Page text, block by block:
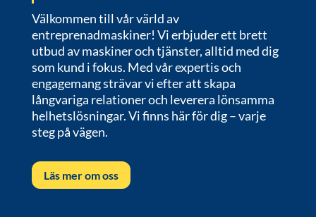
Välkommen till vår värld av
entreprenadmaskiner! Vi erbjuder ett brett
utbud av maskiner och tjänster, alltid med dig
som kund i fokus. Med vår expertis och
engagemang strävar vi efter att skapa
långvariga relationer och leverera lönsamma
helhetslösningar. Vi finns här för dig – varje
steg på vägen.
Läs mer om oss